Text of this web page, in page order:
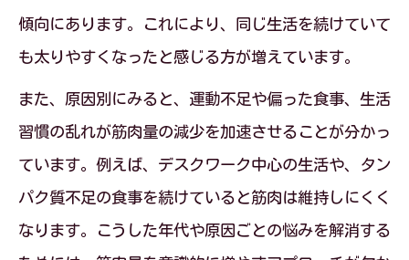
傾向にあります。これにより、同じ生活を続けていて
も太りやすくなったと感じる方が増えています。
また、原因別にみると、運動不足や偏った食事、生活
習慣の乱れが筋肉量の減少を加速させることが分かっ
ています。例えば、デスクワーク中心の生活や、タン
パク質不足の食事を続けていると筋肉は維持しにくく
なります。こうした年代や原因ごとの悩みを解消する